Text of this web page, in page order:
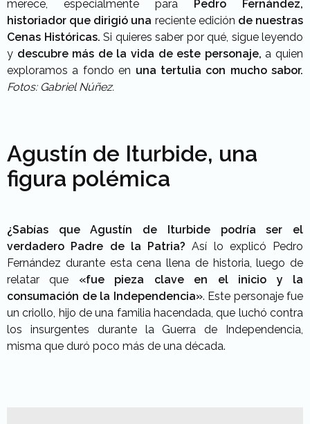
merece, especialmente para
Pedro Fernández,
historiador que dirigió una reciente edición de nuestras
Cenas Históricas. Si quieres saber por qué, sigue leyendo
y descubre más de la vida de este personaje, a quien
exploramos a fondo en una tertulia con mucho sabor.
Fotos: Gabriel Núñez.
Agustín de Iturbide, una
figura polémica
¿Sabías que Agustín de Iturbide podría ser el
verdadero Padre de la Patria? Así lo explicó Pedro
Fernández durante esta cena llena de historia, luego de
relatar que «fue pieza clave en el inicio y la
consumación de la Independencia». Este personaje fue
un criollo, hijo de una familia hacendada, que luchó contra
los insurgentes durante la Guerra de Independencia,
misma que duró poco más de una década.